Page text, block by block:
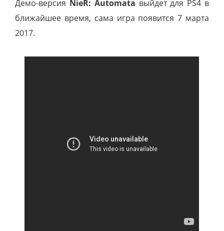
Демо-версия NieR: Automata выйдет для PS4 в
ближайшее время, сама игра появится 7 марта
2017.